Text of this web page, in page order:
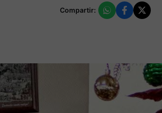
Compartir: